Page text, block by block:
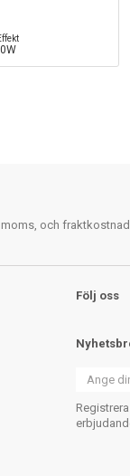
och
Följ oss